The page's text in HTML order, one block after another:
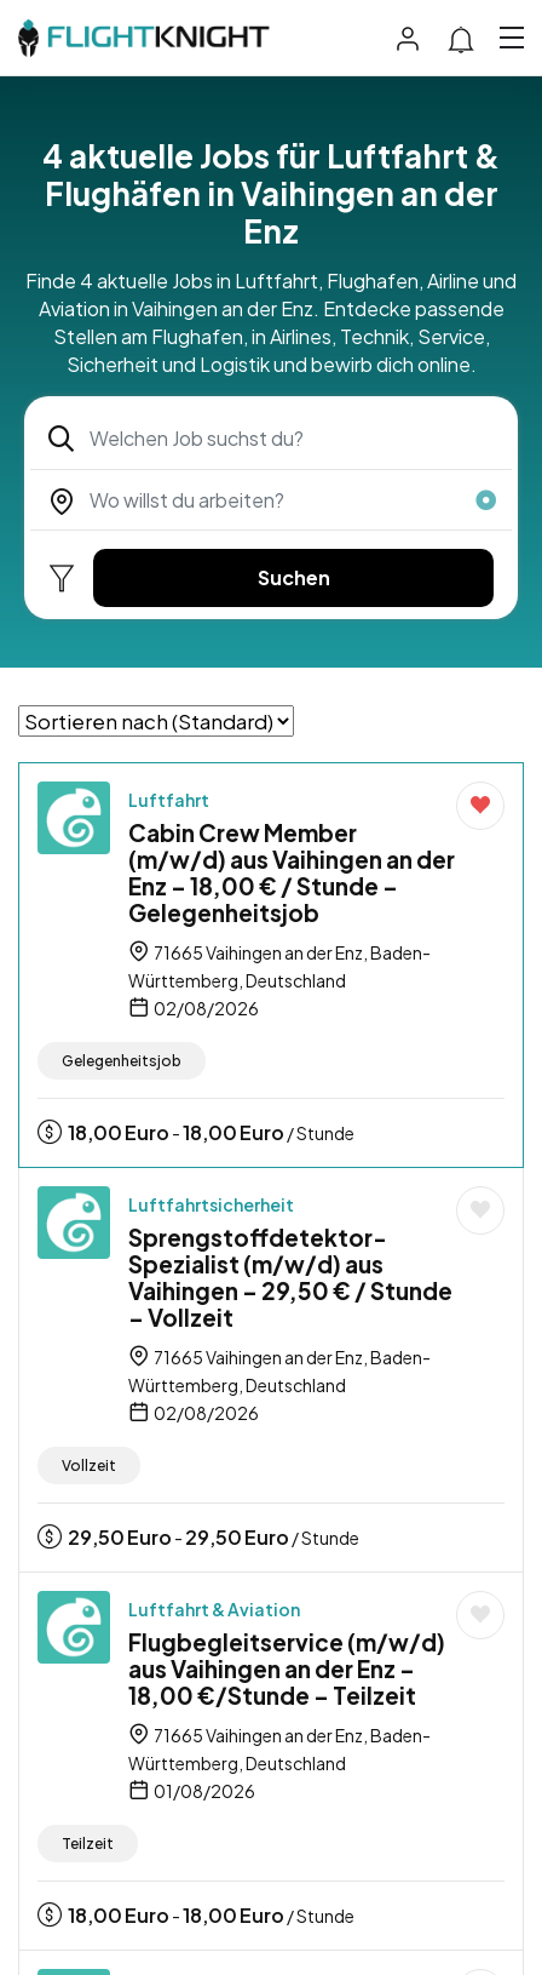
4 aktuelle Jobs für Luftfahrt &
Flughäfen in Vaihingen an der
Enz
Finde 4 aktuelle Jobs in Luftfahrt, Flughafen, Airline und
Aviation in Vaihingen an der Enz. Entdecke passende
Stellen am Flughafen, in Airlines, Technik, Service,
Sicherheit und Logistik und bewirb dich online.
Suchen
Luftfahrt
Cabin Crew Member
(m/w/d) aus Vaihingen an der
Enz – 18,00 € / Stunde –
Gelegenheitsjob
71665 Vaihingen an der Enz, Baden-
Württemberg, Deutschland
02/08/2026
Gelegenheitsjob
18,00Euro -18,00Euro / Stunde
Luftfahrtsicherheit
Sprengstoffdetektor-
Spezialist (m/w/d) aus
Vaihingen – 29,50 € / Stunde
– Vollzeit
71665 Vaihingen an der Enz, Baden-
Württemberg, Deutschland
02/08/2026
Vollzeit
29,50Euro - 29,50Euro / Stunde
Luftfahrt & Aviation
Flugbegleitservice (m/w/d)
aus Vaihingen an der Enz –
18,00 €/Stunde – Teilzeit
71665 Vaihingen an der Enz, Baden-
Württemberg, Deutschland
01/08/2026
Teilzeit
18,00Euro -18,00Euro / Stunde